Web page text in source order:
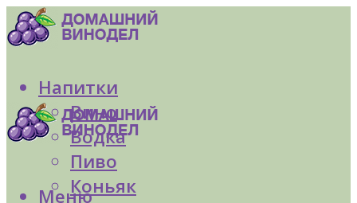
Напитки
Вино
Водка
Пиво
Коньяк
Меню